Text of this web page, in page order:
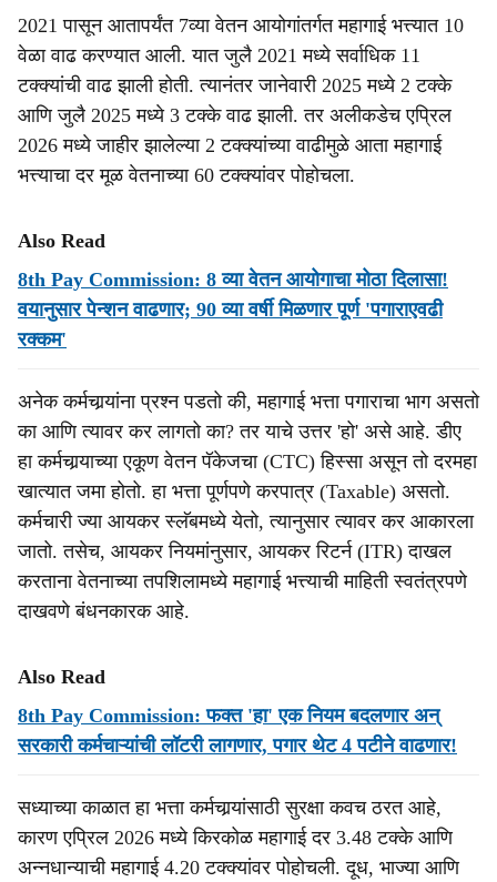
2021 पासून आतापर्यंत 7व्या वेतन आयोगांतर्गत महागाई भत्त्यात 10
वेळा वाढ करण्यात आली. यात जुलै 2021 मध्ये सर्वाधिक 11
टक्क्यांची वाढ झाली होती. त्यानंतर जानेवारी 2025 मध्ये 2 टक्के
आणि जुलै 2025 मध्ये 3 टक्के वाढ झाली. तर अलीकडेच एप्रिल
2026 मध्ये जाहीर झालेल्या 2 टक्क्यांच्या वाढीमुळे आता महागाई
भत्त्याचा दर मूळ वेतनाच्या 60 टक्क्यांवर पोहोचला.
Also Read
8th Pay Commission: 8 व्या वेतन आयोगाचा मोठा दिलासा!
वयानुसार पेन्शन वाढणार; 90 व्या वर्षी मिळणार पूर्ण 'पगाराएवढी
रक्कम'
अनेक कर्मचार्‍यांना प्रश्न पडतो की, महागाई भत्ता पगाराचा भाग असतो
का आणि त्यावर कर लागतो का? तर याचे उत्तर 'हो' असे आहे. डीए
हा कर्मचार्‍याच्या एकूण वेतन पॅकेजचा (CTC) हिस्सा असून तो दरमहा
खात्यात जमा होतो. हा भत्ता पूर्णपणे करपात्र (Taxable) असतो.
कर्मचारी ज्या आयकर स्लॅबमध्ये येतो, त्यानुसार त्यावर कर आकारला
जातो. तसेच, आयकर नियमांनुसार, आयकर रिटर्न (ITR) दाखल
करताना वेतनाच्या तपशिलामध्ये महागाई भत्त्याची माहिती स्वतंत्रपणे
दाखवणे बंधनकारक आहे.
Also Read
8th Pay Commission: फक्त 'हा' एक नियम बदलणार अन्
सरकारी कर्मचाऱ्यांची लॉटरी लागणार, पगार थेट 4 पटीने वाढणार!
सध्याच्या काळात हा भत्ता कर्मचार्‍यांसाठी सुरक्षा कवच ठरत आहे,
कारण एप्रिल 2026 मध्ये किरकोळ महागाई दर 3.48 टक्के आणि
अन्नधान्याची महागाई 4.20 टक्क्यांवर पोहोचली. दूध, भाज्या आणि